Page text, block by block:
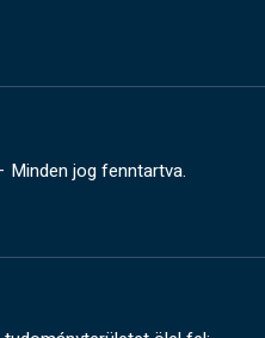
Minden jog fenntartva.